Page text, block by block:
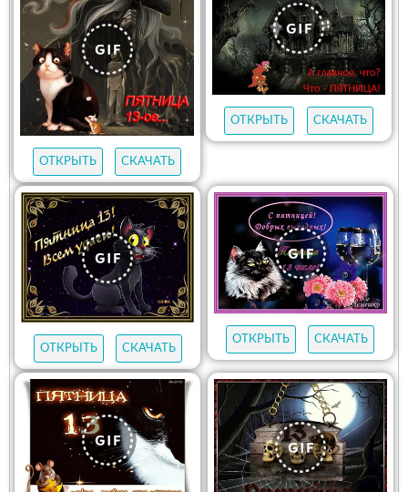
ОТКРЫТЬ СКАЧАТЬ
ОТКРЫТЬ СКАЧАТЬ
ОТКРЫТЬ СКАЧАТЬ
ОТКРЫТЬ СКАЧАТЬ